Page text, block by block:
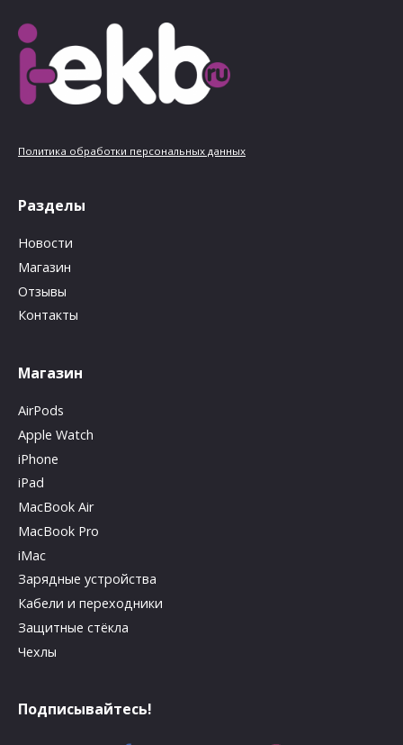
Политика обработки персональных данных
Разделы
Новости
Магазин
Отзывы
Контакты
Магазин
AirPods
Apple Watch
iPhone
iPad
MacBook Air
MacBook Pro
iMac
Зарядные устройства
Кабели и переходники
Защитные стёкла
Чехлы
Подписывайтесь!